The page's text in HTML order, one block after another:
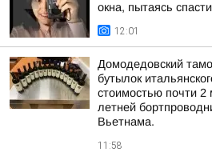
окна, пытаясь
12:01
Домодедовский
бутылок
стоимостью почти 2
летней
Вьетнама.
11:58